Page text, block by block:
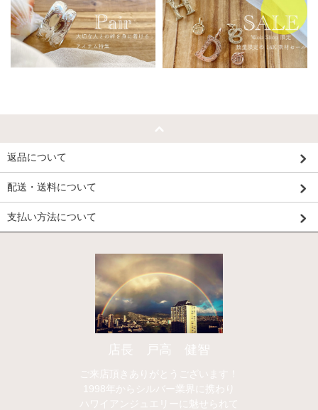
返品について
配送・送料について
支払い方法について
店長 戸高 健智
ご来店頂きありがとうございます！
1998年からシルバー業界に携わり
ハワイアンジュエリーに魅せられて